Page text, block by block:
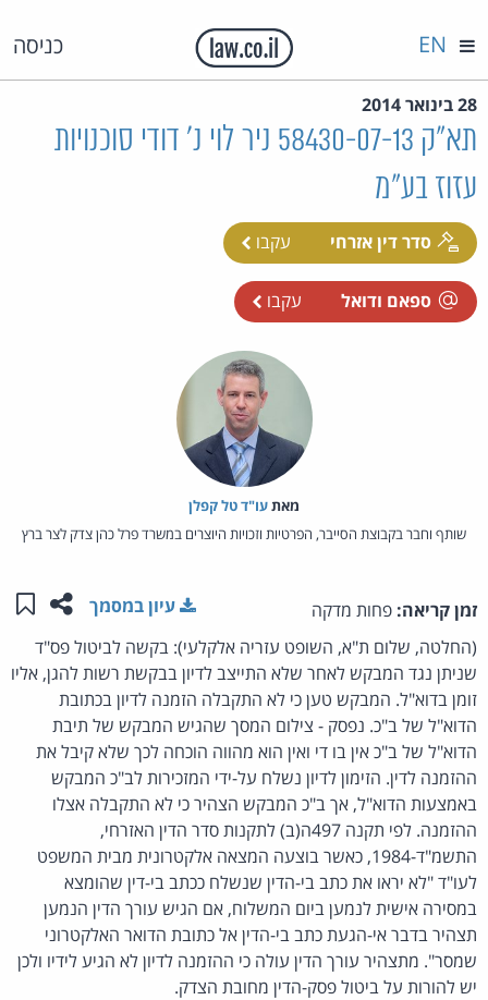
כניסה EN
28 בינואר 2014
תא"ק 58430-07-13 ניר לוי נ' דודי סוכנויות
עזוז בע"מ
סדר דין אזרחי עקבו
ספאם ודואל עקבו
מאת‏עו"ד טל קפלן
שותף וחבר בקבוצת הסייבר, הפרטיות וזכויות היוצרים במשרד פרל כהן צדק לצר ברץ
זמן קריאה: פחות מדקה שתפו
עיון במסמך
(החלטה, שלום ת"א, השופט עזריה אלקלעי): בקשה לביטול פס"ד
שניתן נגד המבקש לאחר שלא התייצב לדיון בבקשת רשות להגן, אליו
זומן בדוא"ל. המבקש טען כי לא התקבלה הזמנה לדיון בכתובת
הדוא"ל של ב"כ. נפסק - צילום המסך שהגיש המבקש של תיבת
הדוא"ל של ב"כ אין בו די ואין הוא מהווה הוכחה לכך שלא קיבל את
ההזמנה לדין. הזימון לדיון נשלח על-ידי המזכירות לב"כ המבקש
באמצעות הדוא"ל, אך ב"כ המבקש הצהיר כי לא התקבלה אצלו
ההזמנה. לפי תקנה 497ה(ב) לתקנות סדר הדין האזרחי,
התשמ"ד-1984, כאשר בוצעה המצאה אלקטרונית מבית המשפט
לעו"ד "לא יראו את כתב בי-הדין שנשלח ככתב בי-דין שהומצא
במסירה אישית לנמען ביום המשלוח, אם הגיש עורך הדין הנמען
תצהיר בדבר אי-הגעת כתב בי-הדין אל כתובת הדואר האלקטרוני
שמסר". מתצהיר עורך הדין עולה כי ההזמנה לדיון לא הגיע לידיו ולכן
יש להורות על ביטול פסק-הדין מחובת הצדק.